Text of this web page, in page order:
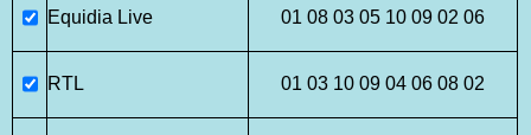
Equidia Live 01 08 03 05 10 09 02 06
RTL 01 03 10 09 04 06 08 02